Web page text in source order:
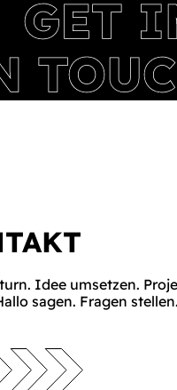
Idee umsetzen.
sagen. Fragen